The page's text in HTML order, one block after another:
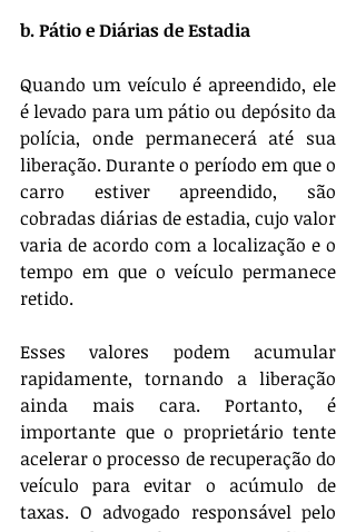
b. Pátio e Diárias de Estadia
Quando um veículo é apreendido, ele
é levado para um pátio ou depósito da
polícia, onde permanecerá até sua
liberação. Durante o período em que o
carro estiver apreendido, são
cobradas diárias de estadia, cujo valor
varia de acordo com a localização e o
tempo em que o veículo permanece
retido.
Esses valores podem acumular
rapidamente, tornando a liberação
ainda mais cara. Portanto, é
importante que o proprietário tente
acelerar o processo de recuperação do
veículo para evitar o acúmulo de
taxas. O advogado responsável pelo